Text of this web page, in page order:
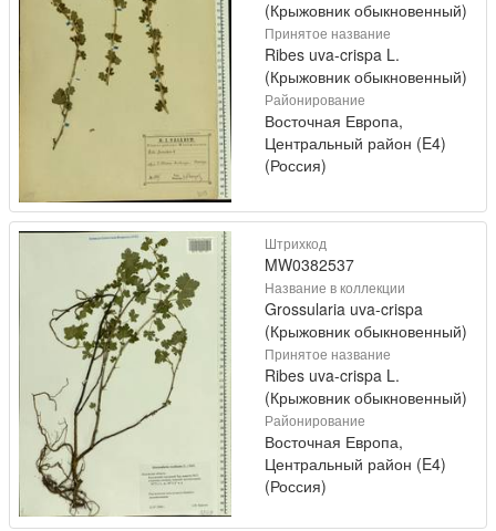
(Крыжовник обыкновенный)
Принятое название
Ribes uva-crispa L.
(Крыжовник обыкновенный)
Районирование
Восточная Европа,
Центральный район (E4)
(Россия)
Штрихкод
MW0382537
Название в коллекции
Grossularia uva-crispa
(Крыжовник обыкновенный)
Принятое название
Ribes uva-crispa L.
(Крыжовник обыкновенный)
Районирование
Восточная Европа,
Центральный район (E4)
(Россия)